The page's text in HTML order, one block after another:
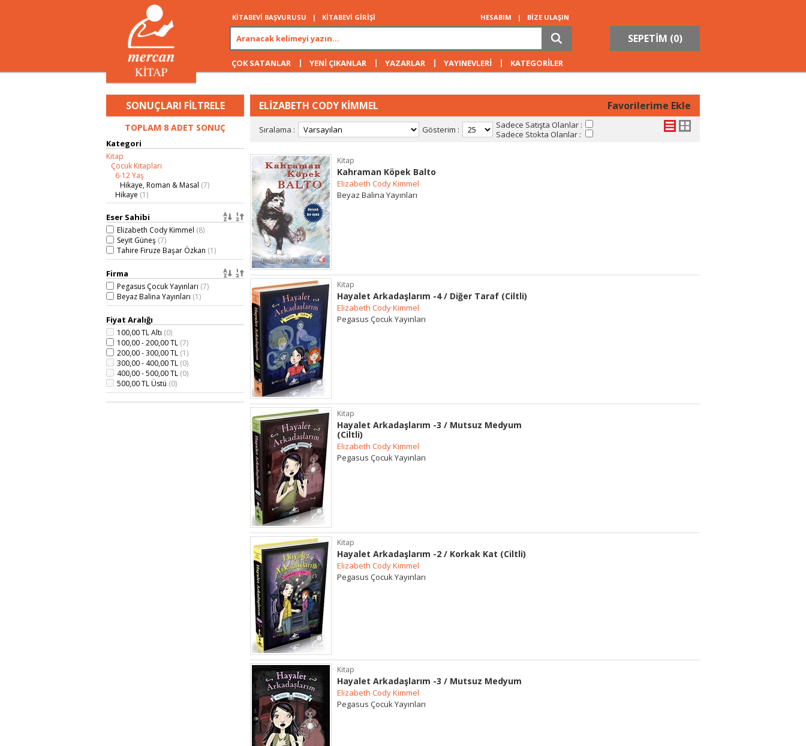
KİTABEVİ BAŞVURUSU | KİTABEVİ GİRİŞİ HESABIM | BİZE ULAŞIN
SEPETİM (0)
ÇOK SATANLAR | YENİ ÇIKANLAR | YAZARLAR | YAYINEVLERİ | KATEGORİLER
SONUÇLARI FİLTRELE
TOPLAM 8 ADET SONUÇ
Kategori
Kitap
Çocuk Kitapları
6-12 Yaş
Hikaye, Roman & Masal (7)
Hikaye (1)
Eser Sahibi
Elizabeth Cody Kimmel (8)
Seyit Güneş (7)
Tahire Firuze Başar Özkan (1)
Firma
Pegasus Çocuk Yayınları (7)
Beyaz Balina Yayınları (1)
Fiyat Aralığı
100,00 TL Altı (0)
100,00 - 200,00 TL (7)
200,00 - 300,00 TL (1)
300,00 - 400,00 TL (0)
400,00 - 500,00 TL (0)
500,00 TL Üstü (0)
ELİZABETH CODY KİMMEL Favorilerime Ekle
Sıralama : Gösterim :
Sadece Satışta Olanlar :
Sadece Stokta Olanlar :
Kitap
Kahraman Köpek Balto
Elizabeth Cody Kimmel
Beyaz Balina Yayınları
Kitap
Hayalet Arkadaşlarım -4 / Diğer Taraf (Ciltli)
Elizabeth Cody Kimmel
Pegasus Çocuk Yayınları
Kitap
Hayalet Arkadaşlarım -3 / Mutsuz Medyum
(Ciltli)
Elizabeth Cody Kimmel
Pegasus Çocuk Yayınları
Kitap
Hayalet Arkadaşlarım -2 / Korkak Kat (Ciltli)
Elizabeth Cody Kimmel
Pegasus Çocuk Yayınları
Kitap
Hayalet Arkadaşlarım -3 / Mutsuz Medyum
Elizabeth Cody Kimmel
Pegasus Çocuk Yayınları